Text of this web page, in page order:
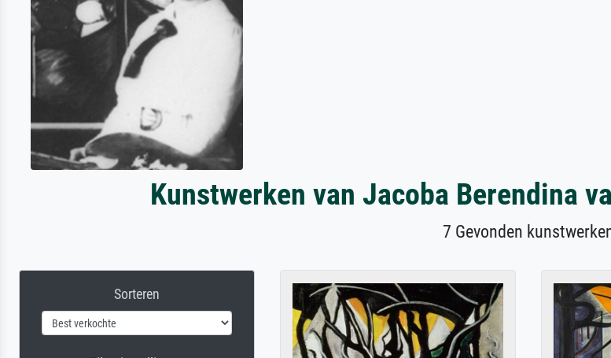
Kunstwerken van Jacoba Berendina
7 Gevonden
Sorteren